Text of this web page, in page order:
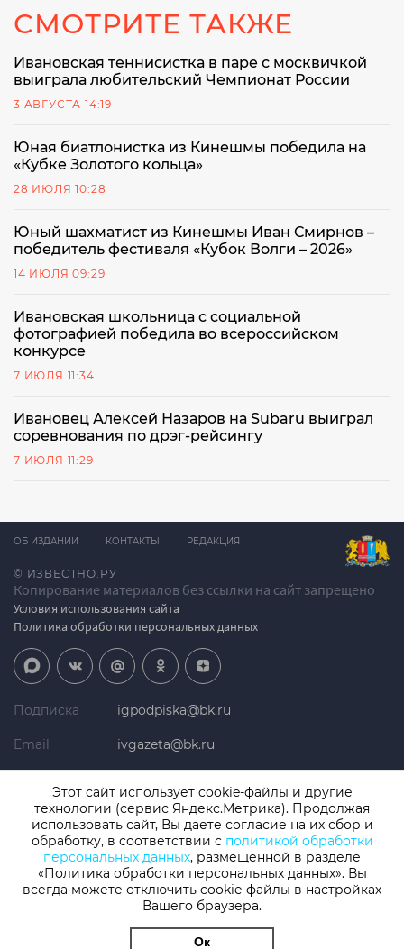
СМОТРИТЕ ТАКЖЕ
Ивановская теннисистка в паре с москвичкой
выиграла любительский Чемпионат России
3 АВГУСТА 14:19
Юная биатлонистка из Кинешмы победила на
«Кубке Золотого кольца»
28 ИЮЛЯ 10:28
Юный шахматист из Кинешмы Иван Смирнов –
победитель фестиваля «Кубок Волги – 2026»
14 ИЮЛЯ 09:29
Ивановская школьница с социальной
фотографией победила во всероссийском
конкурсе
7 ИЮЛЯ 11:34
Ивановец Алексей Назаров на Subaru выиграл
соревнования по дрэг-рейсингу
7 ИЮЛЯ 11:29
© ИЗВЕСТНО.РУ
Копирование материалов без ссылки на сайт запрещено
Условия использования сайта
Политика обработки персональных данных
ОБ ИЗДАНИИ КОНТАКТЫ РЕДАКЦИЯ
Подписка igpodpiska@bk.ru
Email ivgazeta@bk.ru
Телефон +7 (4932) 41-94-81
СМИ: Izvestno.ru. Реестровая запись 08.11.2019 серия ЭЛ № ФС 77 -
77192, зарегистрировано Роскомнадзором
Учредитель: БУ «Ивановские газеты». Главный редактор:
Этот сайт использует cookie-файлы и другие
технологии (сервис Яндекс.Метрика). Продолжая
использовать сайт, Вы даете согласие на их сбор и
обработку, в соответствии с политикой обработки
персональных данных, размещенной в разделе
«Политика обработки персональных данных». Вы
всегда можете отключить cookie-файлы в настройках
Вашего браузера.
Ок